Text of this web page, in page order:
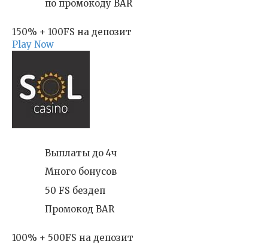
по промокоду BAR
150% + 100FS на депозит
Play Now
Выплаты до 4ч
Много бонусов
50 FS бездеп
Промокод BAR
100% + 500FS на депозит